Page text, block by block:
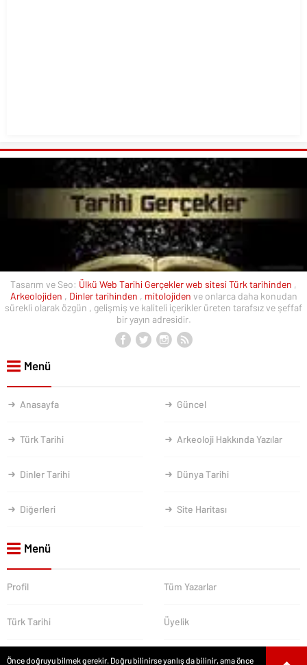
Tasarım ve Seo: Ülkü Web Tarihi Gerçekler web sitesiTürk tarihinden ,
Arkeolojiden , Dinler tarihinden , mitolojiden ve onlarca daha konudan
sürekli olarak özgün , gelişmiş ve kaliteli içerikler üreten tarafsız ve şeffaf
bir yayın adresidir.
Menü
Anasayfa Güncel
Türk Tarihi Arkeoloji Hakkında Yazılar
Dinler Tarihi Dünya Tarihi
Diğerleri Site Haritası
Menü
Profil Tüm Yazarlar
Türk Tarihi Üyelik
Önce doğruyu bilmek gerekir. Doğru bilinirse yanlış da bilinir, ama önce